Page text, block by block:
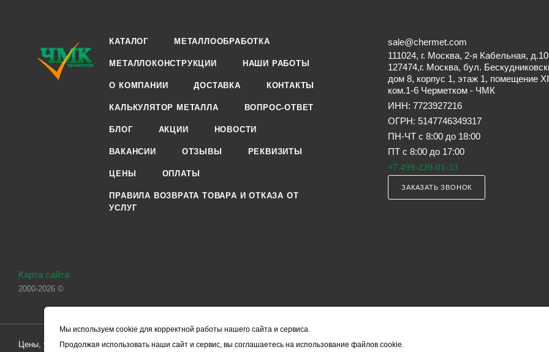
КАТАЛОГ МЕТАЛЛООБРАБОТКА
МЕТАЛЛОКОНСТРУКЦИИ НАШИ РАБОТЫ
О КОМПАНИИ ДОСТАВКА КОНТАКТЫ
КАЛЬКУЛЯТОР МЕТАЛЛА ВОПРОС-ОТВЕТ
БЛОГ АКЦИИ НОВОСТИ
ВАКАНСИИ ОТЗЫВЫ РЕКВИЗИТЫ
ЦЕНЫ ОПЛАТЫ
ПРАВИЛА ВОЗВРАТА ТОВАРА И ОТКАЗА ОТ
УСЛУГ
sale@chermet.com
111024, г. Москва, 2-я Кабельная, д.10
127474,г. Москва, бул.
дом 8, корпус 1, этаж 1, помещение
ком.1-6 Черметком - ЧМК
ИНН: 7723927216
ОГРН: 5147746349317
ПН-ЧТ с 8:00 до 18:00
ПТ с 8:00 до 17:00
+7 499-220-01-33
ЗАКАЗАТЬ ЗВОНОК
Карта сайта
2000-2026 ©
Цены, указанные на сайте, носят справочный характер и не являются офертой (в соответствии со ст. 435 ГК РФ). Они могут изменяться в
Мы используем cookie для корректной работы нашего сайта и сервиса.
Продолжая использовать наши сайт и сервис, вы соглашаетесь на использование файлов cookie.